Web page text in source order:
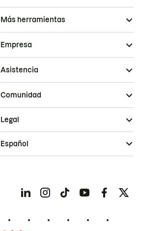
Más herramientas
Empresa
Asistencia
Comunidad
Legal
Español